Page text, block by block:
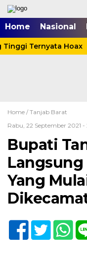
Home Nasional
Ternyata Hoax
Home / Tanjab Barat
Rabu, 22 September 2021 -
Bupati
Yang